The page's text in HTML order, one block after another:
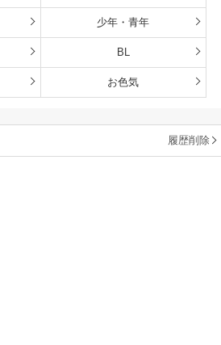
少年・青年
BL
お色気
履歴削除